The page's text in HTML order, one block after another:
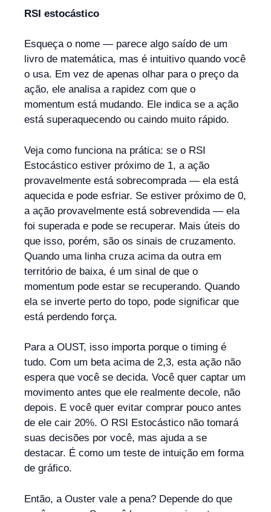
RSI estocástico
Esqueça o nome — parece algo saído de um
livro de matemática, mas é intuitivo quando você
o usa. Em vez de apenas olhar para o preço da
ação, ele analisa a rapidez com que o
momentum está mudando. Ele indica se a ação
está superaquecendo ou caindo muito rápido.
Veja como funciona na prática: se o RSI
Estocástico estiver próximo de 1, a ação
provavelmente está sobrecomprada — ela está
aquecida e pode esfriar. Se estiver próximo de 0,
a ação provavelmente está sobrevendida — ela
foi superada e pode se recuperar. Mais úteis do
que isso, porém, são os sinais de cruzamento.
Quando uma linha cruza acima da outra em
território de baixa, é um sinal de que o
momentum pode estar se recuperando. Quando
ela se inverte perto do topo, pode significar que
está perdendo força.
Para a OUST, isso importa porque o timing é
tudo. Com um beta acima de 2,3, esta ação não
espera que você se decida. Você quer captar um
movimento antes que ele realmente decole, não
depois. E você quer evitar comprar pouco antes
de ele cair 20%. O RSI Estocástico não tomará
suas decisões por você, mas ajuda a se
destacar. É como um teste de intuição em forma
de gráfico.
Então, a Ouster vale a pena? Depende do que